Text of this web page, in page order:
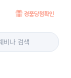
경품당첨확인